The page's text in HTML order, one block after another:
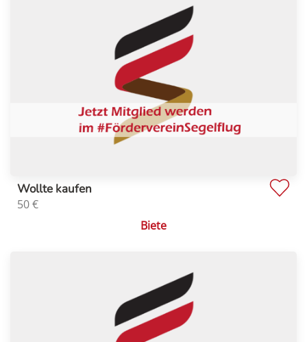
Wollte kaufen
50€
Biete